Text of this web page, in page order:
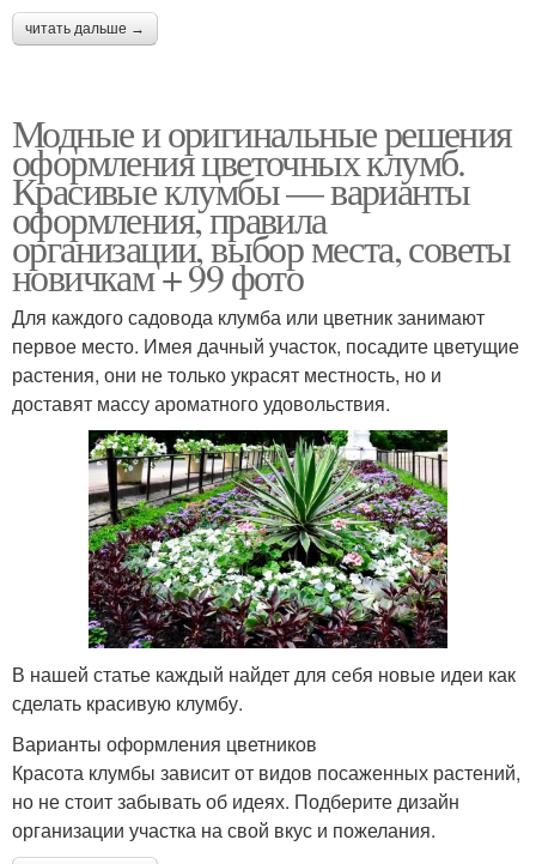
читать дальше →
Модные и оригинальные решения
оформления цветочных клумб.
Красивые клумбы — варианты
оформления, правила
организации, выбор места, советы
новичкам + 99 фото
Для каждого садовода клумба или цветник занимают
первое место. Имея дачный участок, посадите цветущие
растения, они не только украсят местность, но и
доставят массу ароматного удовольствия.
В нашей статье каждый найдет для себя новые идеи как
сделать красивую клумбу.
Варианты оформления цветников
Красота клумбы зависит от видов посаженных растений,
но не стоит забывать об идеях. Подберите дизайн
организации участка на свой вкус и пожелания.